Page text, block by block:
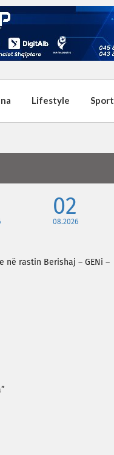
Lifestyle Sport
02
08.2026
në rastin Berishaj – GENi –